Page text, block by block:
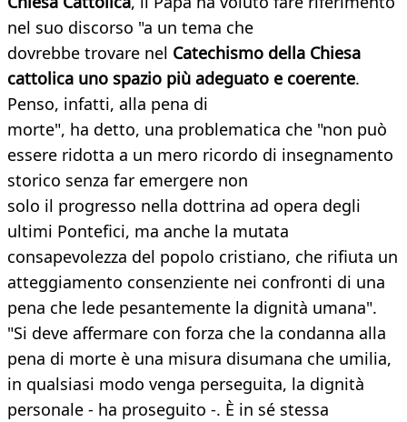
nel suo discorso "a un tema che
dovrebbe trovare nel Catechismo della Chiesa
cattolica uno spazio più adeguato e coerente.
Penso, infatti, alla pena di
morte", ha detto, una problematica che "non può
essere ridotta a un mero ricordo di insegnamento
storico senza far emergere non
solo il progresso nella dottrina ad opera degli
ultimi Pontefici, ma anche la mutata
consapevolezza del popolo cristiano, che rifiuta un
atteggiamento consenziente nei confronti di una
pena che lede pesantemente la dignità umana".
"Si deve affermare con forza che la condanna alla
pena di morte è una misura disumana che umilia,
in qualsiasi modo venga perseguita, la dignità
personale - ha proseguito -. È in sé stessa